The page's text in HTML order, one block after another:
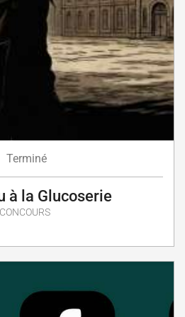
Terminé
à la Glucoserie